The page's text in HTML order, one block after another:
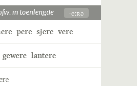
in toenlengde -eːʀə
pere sjere vere
gewere lantere